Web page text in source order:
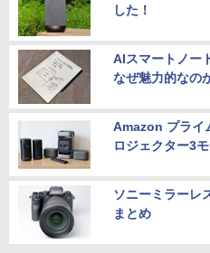
した！
AIスマートノー
なぜ魅力的なの
Amazon プライ
ロジェクター3
ソニーミラーレ
まとめ